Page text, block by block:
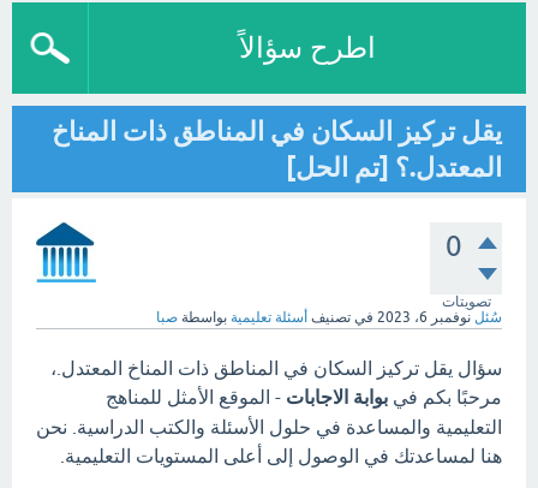
اطرح سؤالاً
يقل تركيز السكان في المناطق ذات المناخ
المعتدل.؟ [تم الحل]
0
تصويتات
سُئل نوفمبر 6، 2023 في تصنيف أسئلة تعليمية بواسطة صبا
سؤال يقل تركيز السكان في المناطق ذات المناخ المعتدل.،
مرحبًا بكم في بوابة الاجابات - الموقع الأمثل للمناهج
التعليمية والمساعدة في حلول الأسئلة والكتب الدراسية. نحن
هنا لمساعدتك في الوصول إلى أعلى المستويات التعليمية.